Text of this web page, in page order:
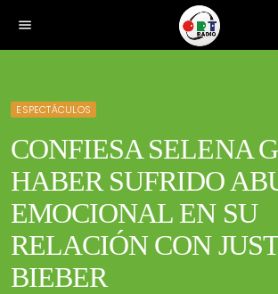
menu
ESPECTÁCULOS
CONFIESA SELENA
HABER SUFRIDO
EMOCIONAL EN SU
RELACIÓN CON
BIEBER